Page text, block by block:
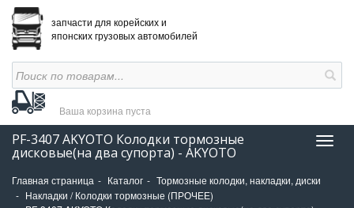
запчасти для корейских и
японских грузовых автомобилей
Ваша корзина пуста
PF-3407 AKYOTO Колодки тормозные
дисковые(на два супорта) - AKYOTO
Главная страница Каталог
Тормозные колодки, накладки, диски
Накладки / Колодки тормозные (ПРОЧЕЕ)